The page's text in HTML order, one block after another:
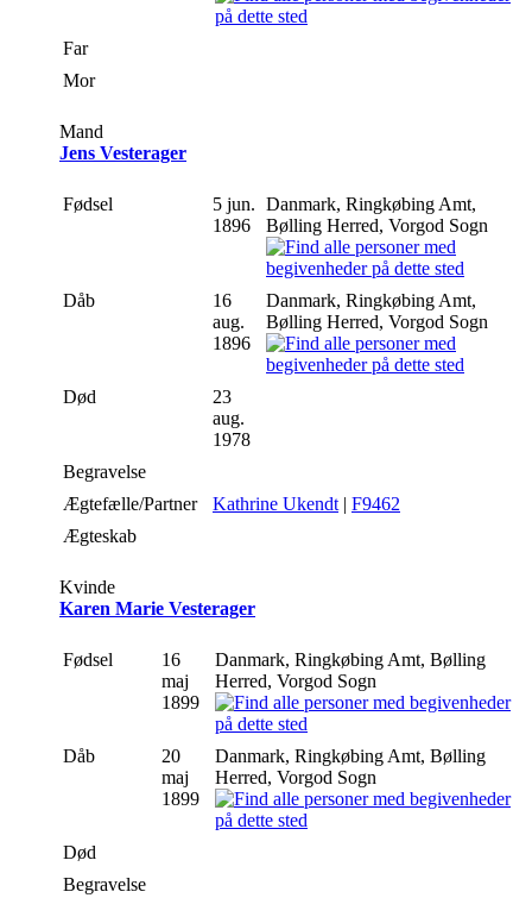
Far
Mor
Mand
Jens Vesterager
Fødsel
5 jun.
1896
Danmark, Ringkøbing Amt,
Bølling Herred, Vorgod Sogn
Dåb
16
aug.
1896
Danmark, Ringkøbing Amt,
Bølling Herred, Vorgod Sogn
Død
23
aug.
1978
Begravelse
Ægtefælle/Partner
Kathrine Ukendt | F9462
Ægteskab
Kvinde
Karen Marie Vesterager
Fødsel
16
maj
1899
Danmark, Ringkøbing Amt, Bølling
Herred, Vorgod Sogn
Dåb
20
maj
1899
Danmark, Ringkøbing Amt, Bølling
Herred, Vorgod Sogn
Død
Begravelse